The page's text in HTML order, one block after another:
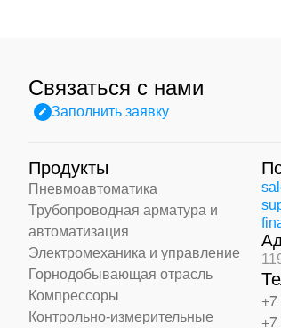
Связаться с нами
Заполнить заявку
Продукты
Пневмоавтоматика
Трубопроводная арматура и
автоматизация
Электромеханика и управление
Горнодобывающая отрасль
Компрессоры
Контрольно-измерительные